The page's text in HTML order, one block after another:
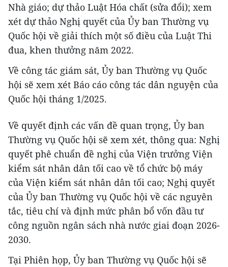
Nhà giáo; dự thảo Luật Hóa chất (sửa đổi); xem
xét dự thảo Nghị quyết của Ủy ban Thường vụ
Quốc hội về giải thích một số điều của Luật Thi
đua, khen thưởng năm 2022.
Về công tác giám sát, Ủy ban Thường vụ Quốc
hội sẽ xem xét Báo cáo công tác dân nguyện của
Quốc hội tháng 1/2025.
Về quyết định các vấn đề quan trọng, Ủy ban
Thường vụ Quốc hội sẽ xem xét, thông qua: Nghị
quyết phê chuẩn đề nghị của Viện trưởng Viện
kiểm sát nhân dân tối cao về tổ chức bộ máy
của Viện kiểm sát nhân dân tối cao; Nghị quyết
của Ủy ban Thường vụ Quốc hội về các nguyên
tắc, tiêu chí và định mức phân bổ vốn đầu tư
công nguồn ngân sách nhà nước giai đoạn 2026-
2030.
Tại Phiên họp, Ủy ban Thường vụ Quốc hội sẽ